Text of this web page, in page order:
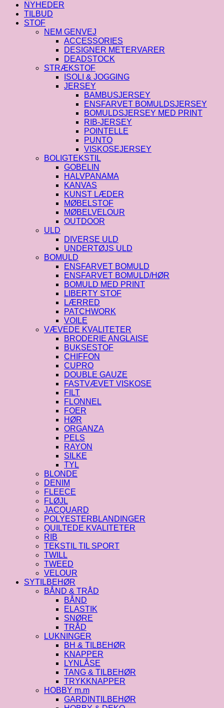
NYHEDER
TILBUD
STOF
NEM GENVEJ
ACCESSORIES
DESIGNER METERVARER
DEADSTOCK
STRÆKSTOF
ISOLI & JOGGING
JERSEY
BAMBUSJERSEY
ENSFARVET BOMULDSJERSEY
BOMULDSJERSEY MED PRINT
RIB-JERSEY
POINTELLE
PUNTO
VISKOSEJERSEY
BOLIGTEKSTIL
GOBELIN
HALVPANAMA
KANVAS
KUNST LÆDER
MØBELSTOF
MØBELVELOUR
OUTDOOR
ULD
DIVERSE ULD
UNDERTØJS ULD
BOMULD
ENSFARVET BOMULD
ENSFARVET BOMULD/HØR
BOMULD MED PRINT
LIBERTY STOF
LÆRRED
PATCHWORK
VOILE
VÆVEDE KVALITETER
BRODERIE ANGLAISE
BUKSESTOF
CHIFFON
CUPRO
DOUBLE GAUZE
FASTVÆVET VISKOSE
FILT
FLONNEL
FOER
HØR
ORGANZA
PELS
RAYON
SILKE
TYL
BLONDE
DENIM
FLEECE
FLØJL
JACQUARD
POLYESTERBLANDINGER
QUILTEDE KVALITETER
RIB
TEKSTIL TIL SPORT
TWILL
TWEED
VELOUR
SYTILBEHØR
BÅND & TRÅD
BÅND
ELASTIK
SNØRE
TRÅD
LUKNINGER
BH & TILBEHØR
KNAPPER
LYNLÅSE
TANG & TILBEHØR
TRYKKNAPPER
HOBBY m.m
GARDINTILBEHØR